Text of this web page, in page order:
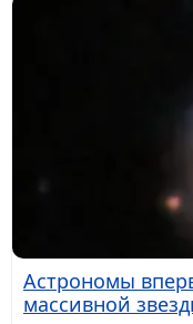
Астрономы
массивной